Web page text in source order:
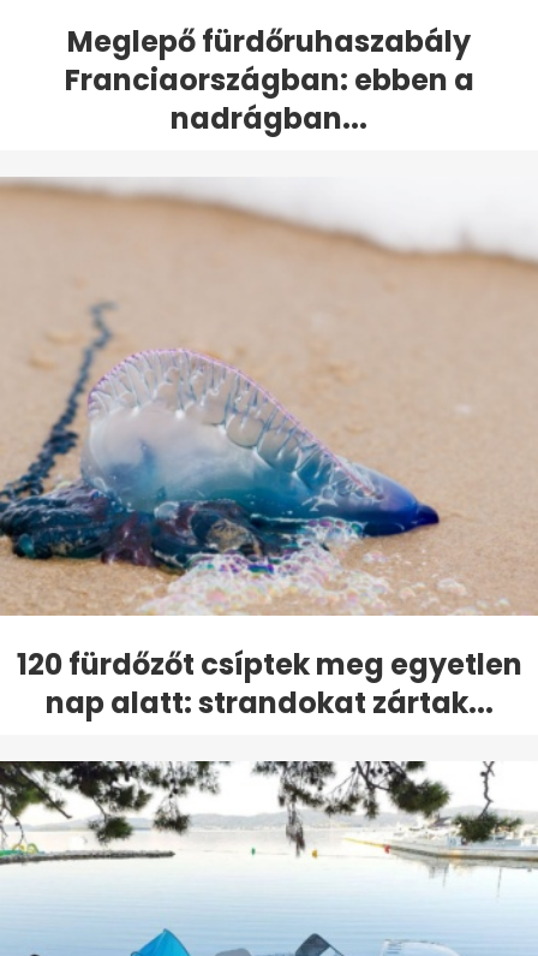
Meglepő fürdőruhaszabály
Franciaországban: ebben a
nadrágban...
120 fürdőzőt csíptek meg egyetlen
nap alatt: strandokat zártak...